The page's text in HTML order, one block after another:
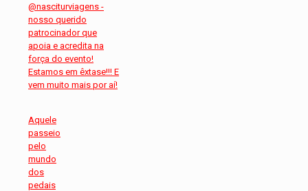
Aquele
passeio
pelo
mundo
dos
pedais